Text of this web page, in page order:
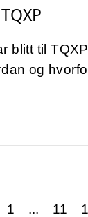
blitt til
og
1 ... 11